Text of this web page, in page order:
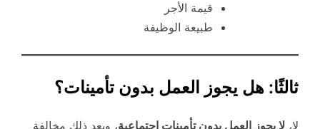
قيمة الأجر
طبيعة الوظيفة
ثالثًا: هل يجوز العمل بدون تأمينات؟
لا، لا يجوز العمل بدون تأمينات اجتماعية، ويعد ذلك مخالفة